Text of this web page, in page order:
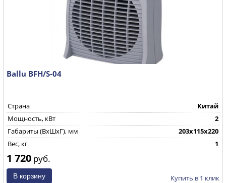
Ballu BFH/S-04
Страна
Китай
Мощность, кВт
2
Габариты (ВхШхГ), мм
203x115x220
Вес, кг
1
1 720 руб.
Купить в 1 клик